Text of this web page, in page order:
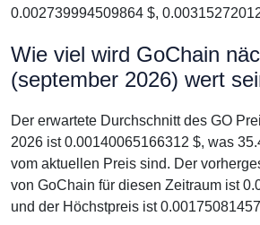
0.002739994509864 $,
Wie viel wird GoChain
(september 2026) wert
Der erwartete Durchschnitt des GO
2026 ist 0.00140065166312 $, was
vom aktuellen Preis sind. Der
von GoChain für diesen Zeitraum ist
und der Höchstpreis ist